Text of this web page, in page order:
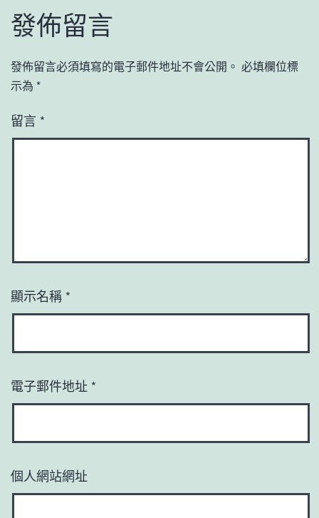
發佈留言
發佈留言必須填寫的電子郵件地址不會公開。 必填欄位標
示為 *
留言 *
顯示名稱 *
電子郵件地址 *
個人網站網址